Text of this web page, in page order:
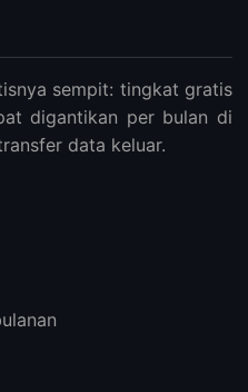
sempit: tingkat gratis
digantikan per bulan di
data keluar.